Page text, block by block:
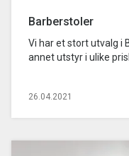
Barberstoler
Vi har et stort utvalg i
annet utstyr i ulike
26.04.2021